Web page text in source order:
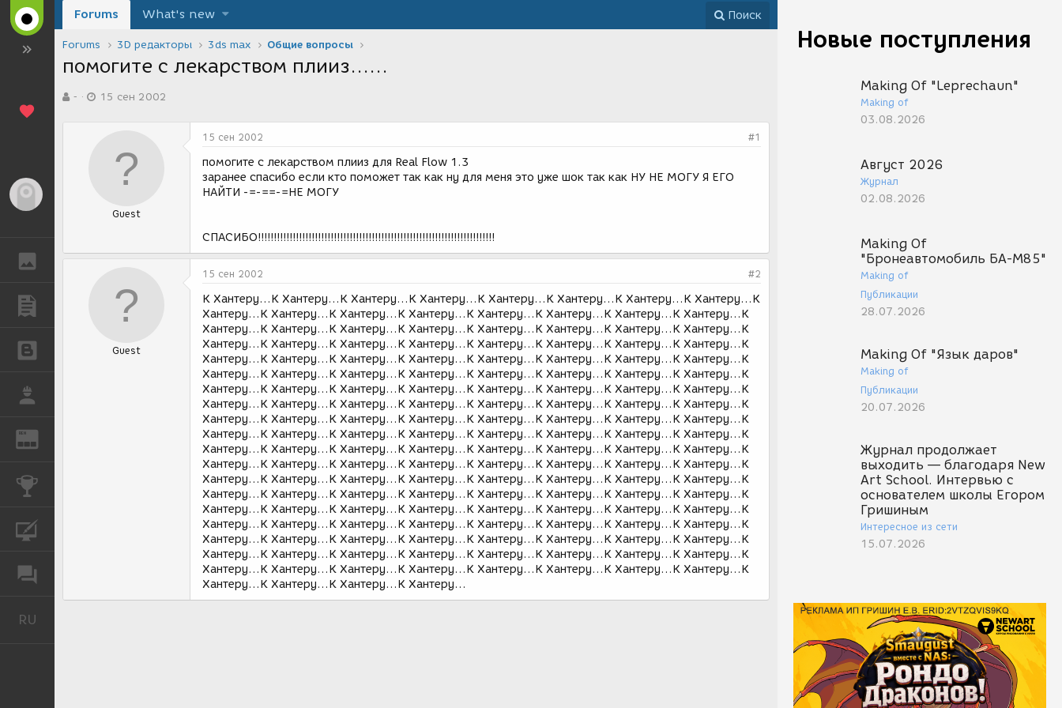
ПУБЛИКАЦИИ
REN
RU
Новые поступления
Making Of "Leprechaun"
Making of
03.08.2026
Август 2026
Журнал
02.08.2026
Making Of
"Бронеавтомобиль БА-М85"
Making of
Публикации
28.07.2026
Making Of "Язык даров"
Making of
Публикации
20.07.2026
Журнал продолжает
выходить — благодаря New
Art School. Интервью с
основателем школы Егором
Гришиным
Интересное из сети
15.07.2026
Forums What's new Поиск
Forums 3D редакторы 3ds max Общие вопросы
помогите с лекарством плииз......
в-
а
15 сен 2002
Guest
15 сен 2002 #1
помогите с лекарством плииз для Real Flow 1.3
заранее спасибо если кто поможет так как ну для меня это уже шок так как НУ НЕ МОГУ Я ЕГО
НАЙТИ -=-==-=НЕ МОГУ
СПАСИБО!!!!!!!!!!!!!!!!!!!!!!!!!!!!!!!!!!!!!!!!!!!!!!!!!!!!!!!!!!!!!!!!!!!!!!!!!!!
Guest
15 сен 2002 #2
К Хантеру...К Хантеру...К Хантеру...К Хантеру...К Хантеру...К Хантеру...К Хантеру...К Хантеру...К
Хантеру...К Хантеру...К Хантеру...К Хантеру...К Хантеру...К Хантеру...К Хантеру...К Хантеру...К
Хантеру...К Хантеру...К Хантеру...К Хантеру...К Хантеру...К Хантеру...К Хантеру...К Хантеру...К
Хантеру...К Хантеру...К Хантеру...К Хантеру...К Хантеру...К Хантеру...К Хантеру...К Хантеру...К
Хантеру...К Хантеру...К Хантеру...К Хантеру...К Хантеру...К Хантеру...К Хантеру...К Хантеру...К
Хантеру...К Хантеру...К Хантеру...К Хантеру...К Хантеру...К Хантеру...К Хантеру...К Хантеру...К
Хантеру...К Хантеру...К Хантеру...К Хантеру...К Хантеру...К Хантеру...К Хантеру...К Хантеру...К
Хантеру...К Хантеру...К Хантеру...К Хантеру...К Хантеру...К Хантеру...К Хантеру...К Хантеру...К
Хантеру...К Хантеру...К Хантеру...К Хантеру...К Хантеру...К Хантеру...К Хантеру...К Хантеру...К
Хантеру...К Хантеру...К Хантеру...К Хантеру...К Хантеру...К Хантеру...К Хантеру...К Хантеру...К
Хантеру...К Хантеру...К Хантеру...К Хантеру...К Хантеру...К Хантеру...К Хантеру...К Хантеру...К
Хантеру...К Хантеру...К Хантеру...К Хантеру...К Хантеру...К Хантеру...К Хантеру...К Хантеру...К
Хантеру...К Хантеру...К Хантеру...К Хантеру...К Хантеру...К Хантеру...К Хантеру...К Хантеру...К
Хантеру...К Хантеру...К Хантеру...К Хантеру...К Хантеру...К Хантеру...К Хантеру...К Хантеру...К
Хантеру...К Хантеру...К Хантеру...К Хантеру...К Хантеру...К Хантеру...К Хантеру...К Хантеру...К
Хантеру...К Хантеру...К Хантеру...К Хантеру...К Хантеру...К Хантеру...К Хантеру...К Хантеру...К
Хантеру...К Хантеру...К Хантеру...К Хантеру...К Хантеру...К Хантеру...К Хантеру...К Хантеру...К
Хантеру...К Хантеру...К Хантеру...К Хантеру...К Хантеру...К Хантеру...К Хантеру...К Хантеру...К
Хантеру...К Хантеру...К Хантеру...К Хантеру...К Хантеру...К Хантеру...К Хантеру...К Хантеру...К
Хантеру...К Хантеру...К Хантеру...К Хантеру...